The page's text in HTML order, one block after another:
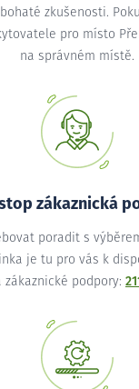
zkušenosti.
pro místo
na správném místě.
zákaznická
poradit s
je tu pro vás k
zákaznické podpory: